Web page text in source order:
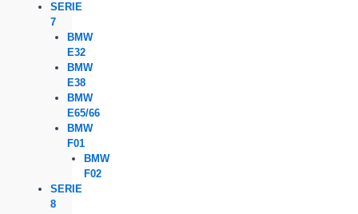
SERIE
7
BMW
E32
BMW
E38
BMW
E65/66
BMW
F01
BMW
F02
SERIE
8